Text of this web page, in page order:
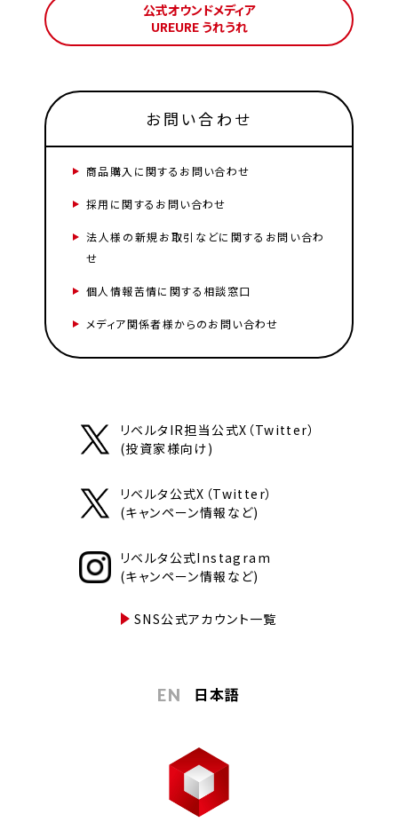
公式オウンドメディア
UREURE うれうれ
お問い合わせ
商品購入に関するお問い合わせ
採用に関するお問い合わせ
法人様の新規お取引などに関するお問い合わ
せ
個人情報苦情に関する相談窓口
メディア関係者様からのお問い合わせ
リベルタIR担当公式X（Twitter）
(投資家様向け)
リベルタ公式X（Twitter）
(キャンペーン情報など)
リベルタ公式Instagram
(キャンペーン情報など)
SNS公式アカウント一覧
EN 日本語